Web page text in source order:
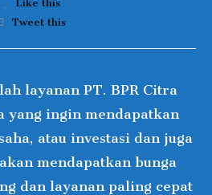
Like this
Tweet this
layanan PT. BPR Citra
yang ingin mendapatkan
atau investasi dan juga
mendapatkan bunga
dan layanan paling cepat